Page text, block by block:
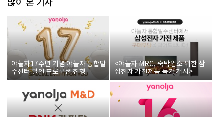
많이 본 기사
야놀자17주년 기념 야놀자 통합발
주센터 할인 프로모션 진행
<야놀자 MRO, 숙박업소 위한 삼
성전자 가전제품 특가 개시>